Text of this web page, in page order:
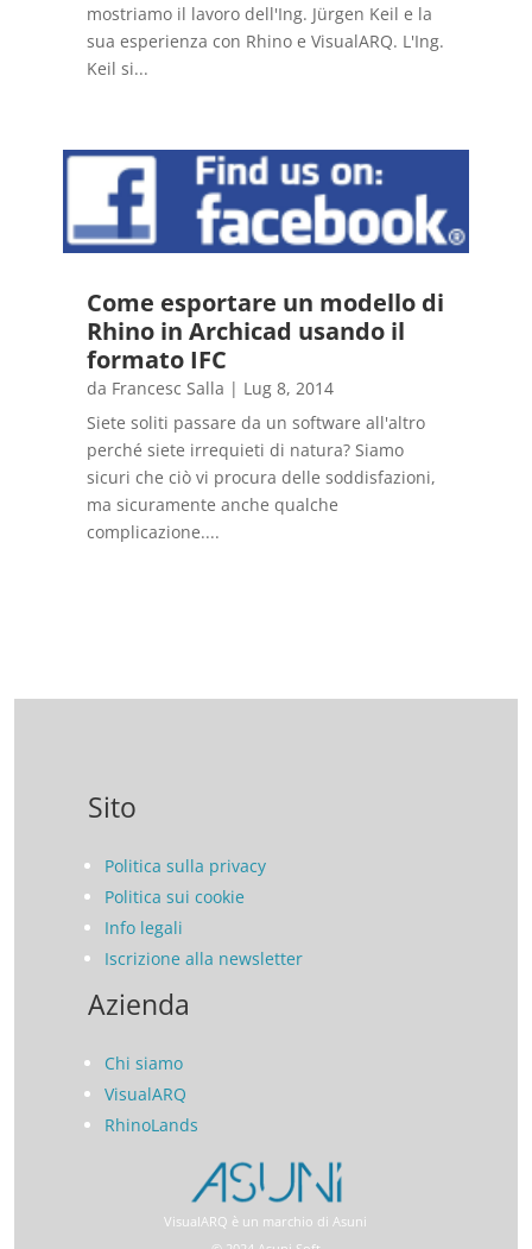
mostriamo il lavoro dell'Ing. Jürgen Keil e la
sua esperienza con Rhino e VisualARQ. L'Ing.
Keil si...
Come esportare un modello di
Rhino in Archicad usando il
formato IFC
da Francesc Salla | Lug 8, 2014
Siete soliti passare da un software all'altro
perché siete irrequieti di natura? Siamo
sicuri che ciò vi procura delle soddisfazioni,
ma sicuramente anche qualche
complicazione....
Sito
Politica sulla privacy
Politica sui cookie
Info legali
Iscrizione alla newsletter
Azienda
Chi siamo
VisualARQ
RhinoLands
VisualARQ è un marchio di Asuni